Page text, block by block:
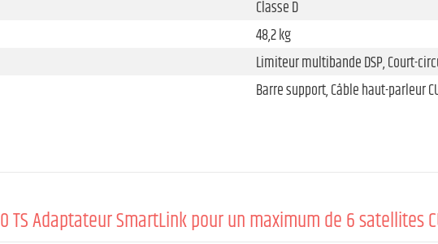
Classe D
48,2 kg
Limiteur multibande DSP, Court-
Barre support, Câble haut-parleur
381 mm
TS Adaptateur SmartLink pour un maximum de 6 satellites